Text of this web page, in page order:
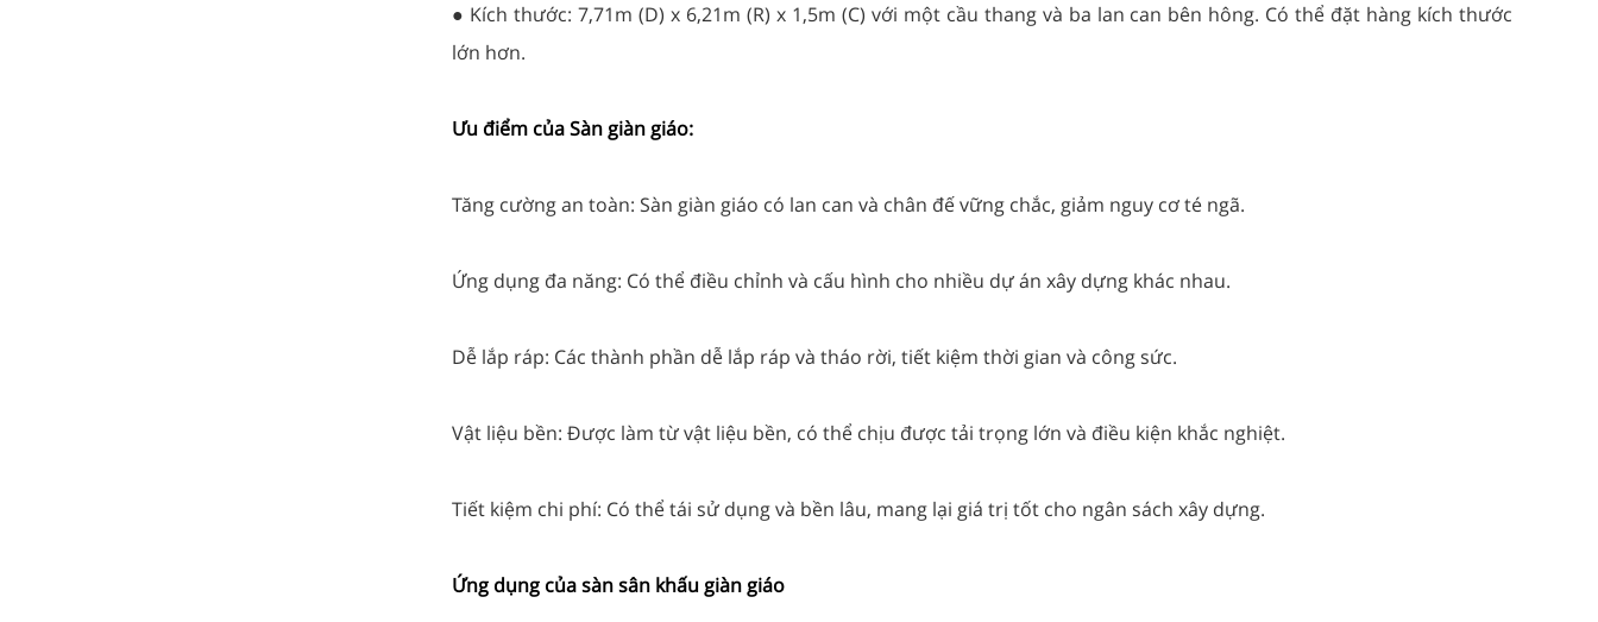
● Kích thước: 7,71m (D) x 6,21m (R) x 1,5m (C) với một cầu thang và ba lan can bên hông. Có thể đặt hàng kích thước
lớn hơn.
Ưu điểm của Sàn giàn giáo:
Tăng cường an toàn: Sàn giàn giáo có lan can và chân đế vững chắc, giảm nguy cơ té ngã.
Ứng dụng đa năng: Có thể điều chỉnh và cấu hình cho nhiều dự án xây dựng khác nhau.
Dễ lắp ráp: Các thành phần dễ lắp ráp và tháo rời, tiết kiệm thời gian và công sức.
Vật liệu bền: Được làm từ vật liệu bền, có thể chịu được tải trọng lớn và điều kiện khắc nghiệt.
Tiết kiệm chi phí: Có thể tái sử dụng và bền lâu, mang lại giá trị tốt cho ngân sách xây dựng.
Ứng dụng của sàn sân khấu giàn giáo